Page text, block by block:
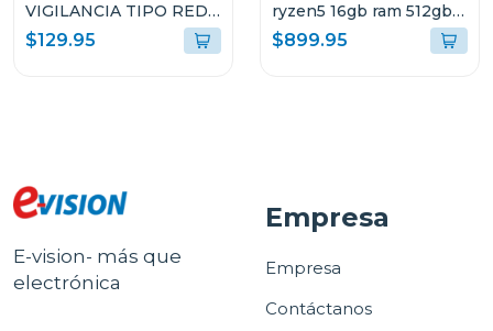
VIGILANCIA TIPO RED
DOMO CON LUZ
HÍBRIDA INTELIGENTE
$129.95
ryzen5 16gb ram 512gb
ssd wndows 11 home sl
gris luna arp9 + mochila
$899.95
E-vision- más que
electrónica
Empresa
Empresa
Contáctanos